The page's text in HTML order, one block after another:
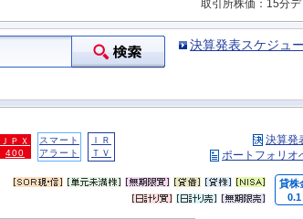
取引所株価：15分デ
決算発表スケジュ
ＪＰＸ
400
スマート
アラート
ＩＲ
ＴＶ
決算発
ポートフォリオ
貸株
0.1